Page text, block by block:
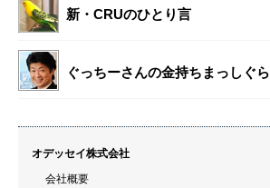
新・CRUのひとり言
ぐっちーさんの金持ちまっしぐら
オデッセイ株式会社
会社概要